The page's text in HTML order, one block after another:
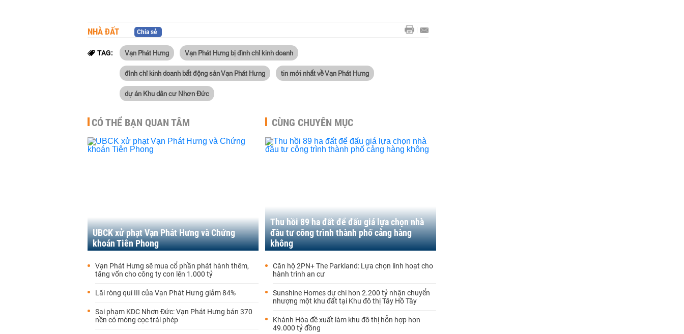
NHÀ ĐẤT Chia sẻ
TAG: Vạn Phát Hưng Vạn Phát Hưng bị đình chỉ kinh doanh
đình chỉ kinh doanh bất động sản Vạn Phát Hưng tin mới nhất về Vạn Phát Hưng
dự án Khu dân cư Nhơn Đức
CÓ THỂ BẠN QUAN TÂM
UBCK xử phạt Vạn Phát Hưng và Chứng
khoán Tiên Phong
Vạn Phát Hưng sẽ mua cổ phần phát hành thêm,
tăng vốn cho công ty con lên 1.000 tỷ
Lãi ròng quí III của Vạn Phát Hưng giảm 84%
Sai phạm KDC Nhơn Đức: Vạn Phát Hưng bán 370
nền có móng cọc trái phép
CÙNG CHUYÊN MỤC
Thu hồi 89 ha đất để đấu giá lựa chọn nhà
đầu tư công trình thành phố cảng hàng
không
Căn hộ 2PN+ The Parkland: Lựa chọn linh hoạt cho
hành trình an cư
Sunshine Homes dự chi hơn 2.200 tỷ nhận chuyển
nhượng một khu đất tại Khu đô thị Tây Hồ Tây
Khánh Hòa đề xuất làm khu đô thị hỗn hợp hơn
49.000 tỷ đồng